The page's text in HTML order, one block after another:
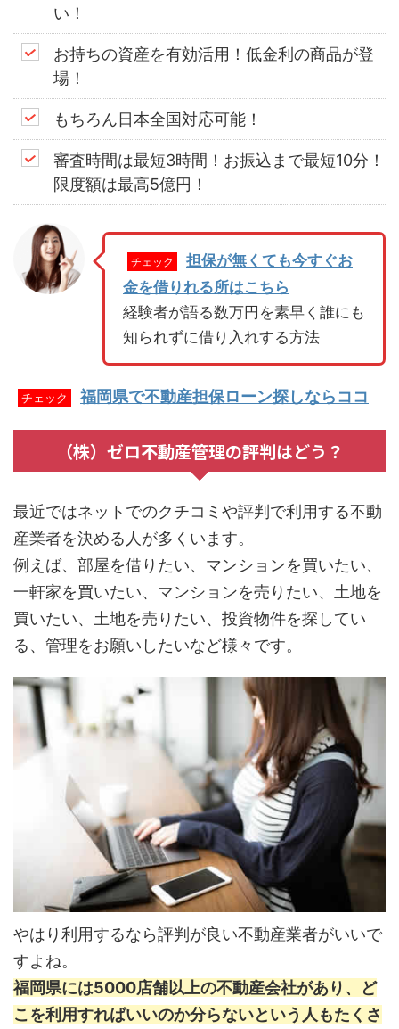
い！
お持ちの資産を有効活用！低金利の商品が登
場！
もちろん日本全国対応可能！
審査時間は最短3時間！お振込まで最短10分！
限度額は最高5億円！
チェック
担保が無くても今すぐお
金を借りれる所はこちら
経験者が語る数万円を素早く誰にも
知られずに借り入れする方法
チェック 福岡県で不動産担保ローン探しならココ
（株）ゼロ不動産管理の評判はどう？
最近ではネットでのクチコミや評判で利用する不動
産業者を決める人が多くいます。
例えば、部屋を借りたい、マンションを買いたい、
一軒家を買いたい、マンションを売りたい、土地を
買いたい、土地を売りたい、投資物件を探してい
る、管理をお願いしたいなど様々です。
やはり利用するなら評判が良い不動産業者がいいで
すよね。
福岡県には5000店舗以上の不動産会社があり、ど
こを利用すればいいのか分らないという人もたくさ